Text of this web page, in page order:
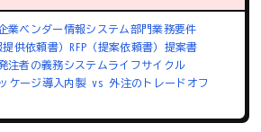
業ベンダー情報システム部門業務要件
提供依頼書） RFP（提案依頼書） 提案書
注者の義務システムライフサイクル
ケージ導入 内製 vs 外注のトレードオフ